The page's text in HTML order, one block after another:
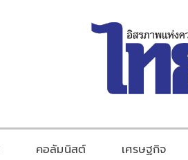
คอลัมนิสต์ เศรษฐกิจ